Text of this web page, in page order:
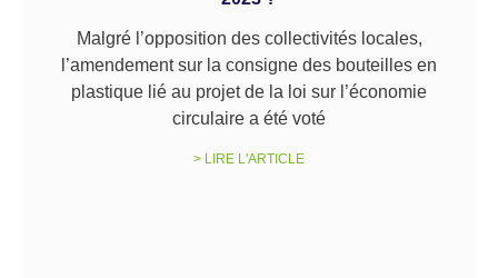
Malgré l’opposition des collectivités locales,
l’amendement sur la consigne des bouteilles en
plastique lié au projet de la loi sur l’économie
circulaire a été voté
> LIRE L'ARTICLE